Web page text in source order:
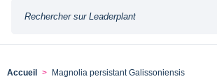
Accueil Magnolia persistant Galissoniensis